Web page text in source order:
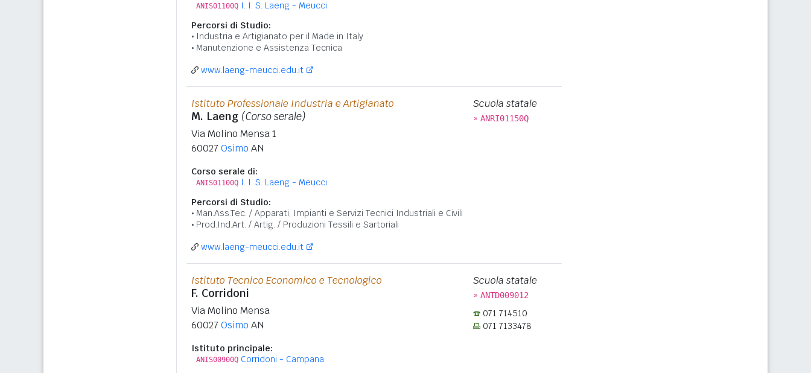
ANIS01100Q I. I. S. Laeng - Meucci
Percorsi di Studio:
Industria e Artigianato per il Made in Italy
Manutenzione e Assistenza Tecnica
www.laeng-meucci.edu.it
Istituto Professionale Industria e Artigianato
M. Laeng (Corso serale)
Via Molino Mensa 1
60027Osimo AN
Corso serale di:
ANIS01100Q I. I. S. Laeng - Meucci
Percorsi di Studio:
Man.Ass.Tec. / Apparati, Impianti e Servizi Tecnici Industriali e Civili
Prod.Ind.Art. / Artig. / Produzioni Tessili e Sartoriali
Scuola statale
» ANRI01150Q
www.laeng-meucci.edu.it
Istituto Tecnico Economico e Tecnologico
F. Corridoni
Via Molino Mensa
60027Osimo AN
Istituto principale:
ANIS00900Q Corridoni - Campana
Scuola statale
» ANTD009012
071 714510
071 7133478